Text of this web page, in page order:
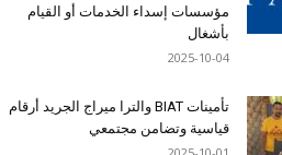
مؤسسات إسداء الخدمات أو القيام
بأشغال
2025-10-04
تأمينات BIAT والترا ميراج الجريد أرقام
قياسية وتضامن مجتمعي